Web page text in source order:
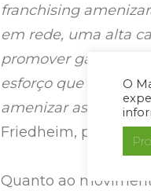
O
franchising
em rede, uma alta
promover ganhos
esforço que o
amenizar as perdas
Friedheim,
Quanto ao